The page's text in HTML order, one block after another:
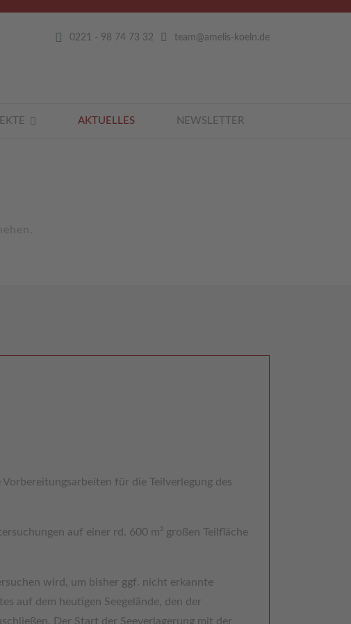
0221 - 98 74 73 32 team@amelis-koeln.de
AKTUELLES NEWSLETTER
für die Teilverlegung des
auf einer rd. 600 m² großen Teilfläche
wird, um bisher ggf. nicht erkannte
auf dem heutigen Seegelände, den der
Der Start der Seeverlagerung mit der